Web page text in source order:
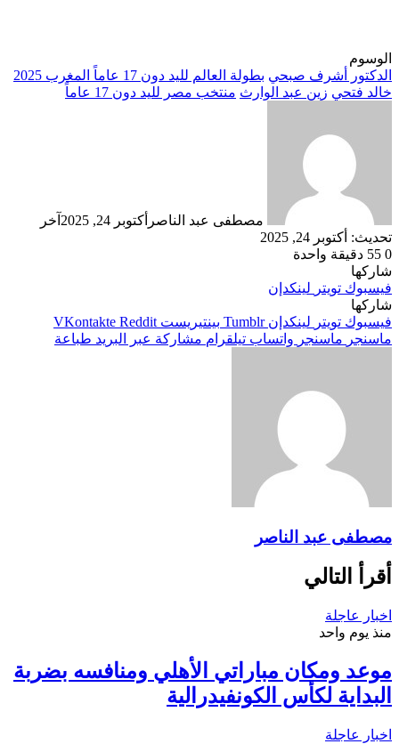
الوسوم
الدكتور أشرف صبحي بطولة العالم لليد دون 17 عاماً المغرب 2025
خالد فتحي زين عبد الوارث منتخب مصر لليد دون 17 عاماً
مصطفى عبد الناصر أكتوبر 24, 2025
آخر
تحديث: أكتوبر 24, 2025
0
دقيقة واحدة
شاركها
فيسبوك تويتر لينكدإن
شاركها
فيسبوك تويتر لينكدإن بينتيريست
ماسنجر ماسنجر واتساب تيلقرام مشاركة عبر البريد طباعة
مصطفى عبد الناصر
أقرأ التالي
اخبار عاجلة
منذ يوم واحد
موعد ومكان مباراتي الأهلي ومنافسه بضربة
البداية لكأس الكونفيدرالية
اخبار عاجلة